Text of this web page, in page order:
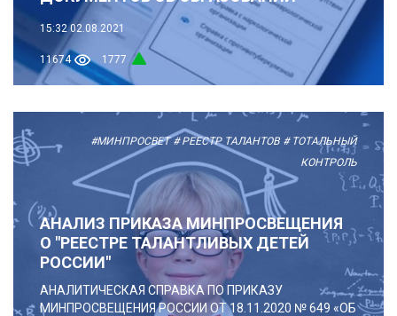
15:32 02.08.2021
11674 1777
#МИНПРОСВЕТ # РЕЕСТР ТАЛАНТОВ # ТОТАЛЬНЫЙ
КОНТРОЛЬ
АНАЛИЗ ПРИКАЗА МИНПРОСВЕЩЕНИЯ
О "РЕЕСТРЕ ТАЛАНТЛИВЫХ ДЕТЕЙ
РОССИИ"
АНАЛИТИЧЕСКАЯ СПРАВКА ПО ПРИКАЗУ
МИНПРОСВЕЩЕНИЯ РОССИИ ОТ 18.11.2020 № 649 «ОБ